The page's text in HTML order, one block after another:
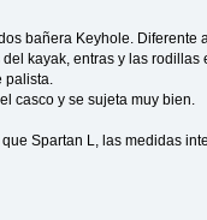
bañera Keyhole. Diferente
kayak, entras y las rodillas
palista.
casco y se sujeta muy bien.
Spartan L, las medidas